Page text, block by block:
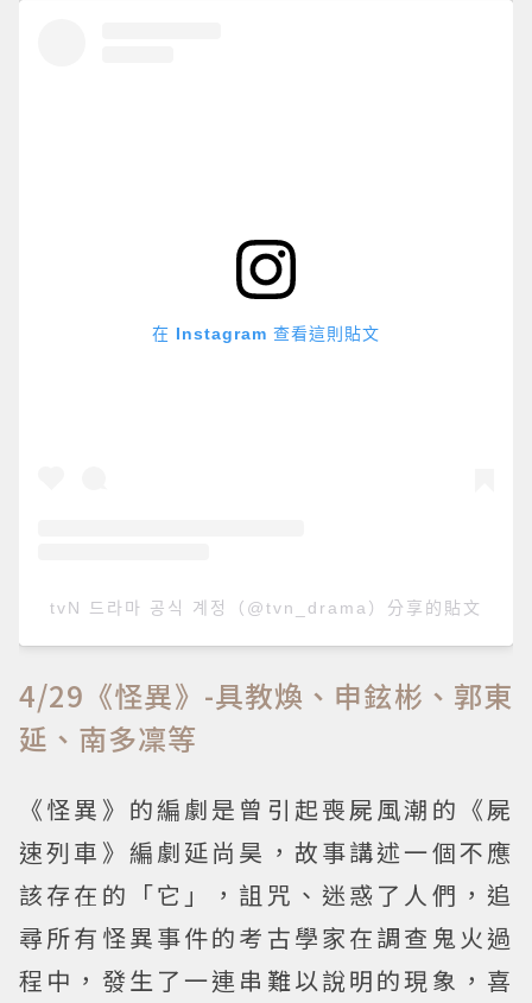
在 Instagram 查看這則貼文
tvN 드라마 공식 계정（@tvn_drama）分享的貼文
4/29《怪異》-具教煥、申鉉彬、郭東
延、南多凜等
《怪異》的編劇是曾引起喪屍風潮的《屍
速列車》編劇延尚昊，故事講述一個不應
該存在的「它」，詛咒、迷惑了人們，追
尋所有怪異事件的考古學家在調查鬼火過
程中，發生了一連串難以說明的現象，喜